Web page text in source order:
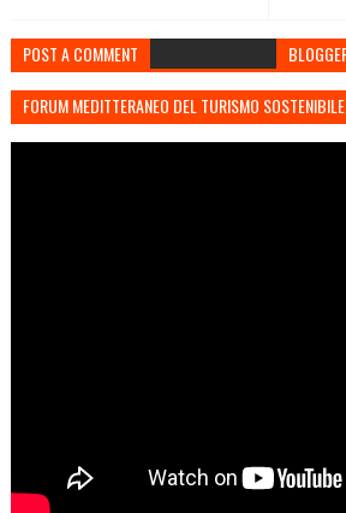
POST A COMMENT
FORUM MEDITTERANEO DEL TURISMO SOSTENIBILE